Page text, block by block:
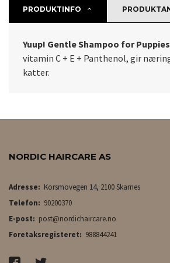
PRODUKTINFO
Yuup! Gentle Shampoo for
vitamin C + E + Panthenol, gir
katter.
NORDIC HAIRCARE AS
Adresse: Korsmovegen 14, 2100 Skarnes
Telefon: 90200370
E-post: post@nordichaircare.no
Foretaksregisteret: 988844241